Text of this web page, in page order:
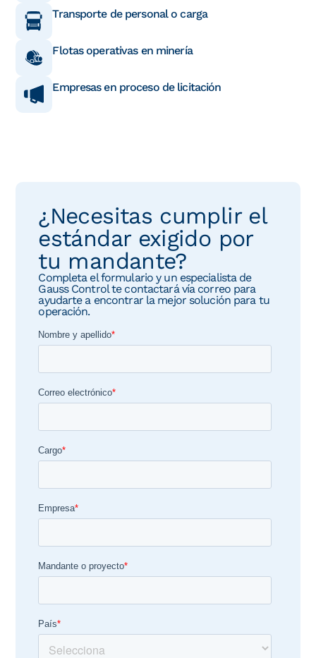
Transporte de personal o carga
Flotas operativas en minería
Empresas en proceso de licitación
¿Necesitas cumplir el
estándar exigido por
tu mandante?
Completa el formulario y un especialista de
Gauss Control te contactará vía correo para
ayudarte a encontrar la mejor solución para tu
operación.